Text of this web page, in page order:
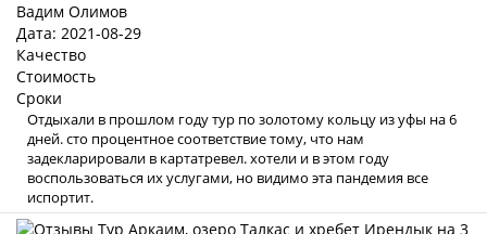
Вадим Олимов
Дата: 2021-08-29
Качество
Стоимость
Сроки
Отдыхали в прошлом году тур по золотому кольцу из уфы на 6
дней. сто процентное соответствие тому, что нам
задекларировали в картатревел. хотели и в этом году
воспользоваться их услугами, но видимо эта пандемия все
испортит.